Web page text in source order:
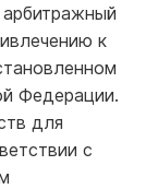
к
Федерации.
для
с